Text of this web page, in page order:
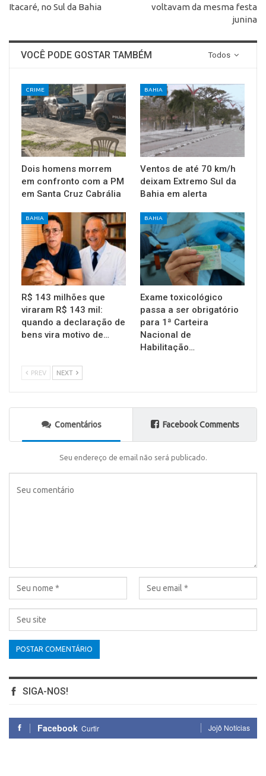
Itacaré, no Sul da Bahia
voltavam da mesma festa
junina
Todos
VOCÊ PODE GOSTAR TAMBÉM
CRIME
Dois homens morrem
em confronto com a PM
em Santa Cruz Cabrália
BAHIA
Ventos de até 70 km/h
deixam Extremo Sul da
Bahia em alerta
BAHIA
R$ 143 milhões que
viraram R$ 143 mil:
quando a declaração de
bens vira motivo de…
BAHIA
Exame toxicológico
passa a ser obrigatório
para 1ª Carteira
Nacional de
Habilitação…
PREV NEXT
Comentários Facebook Comments
Seu endereço de email não será publicado.
SIGA-NOS!
Facebook Curtir Jojô Notícias